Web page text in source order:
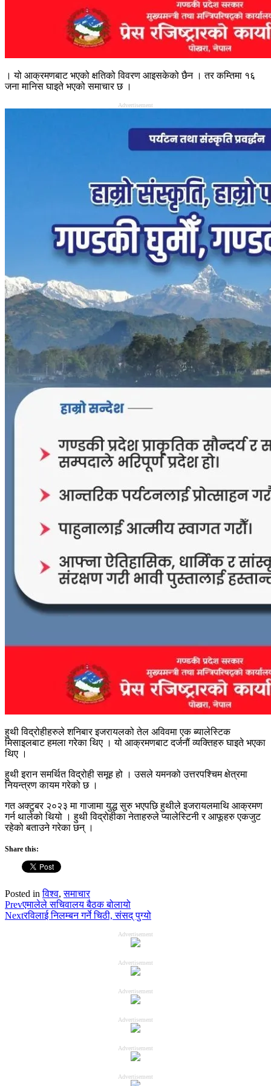
। यो आक्रमणबाट भएको क्षतिको विवरण आइसकेको छैन । तर कम्तिमा १६
जना मानिस घाइते भएको समाचार छ ।
Advertisement
हुथी विद्रोहीहरुले शनिबार इजरायलको तेल अविवमा एक ब्यालेस्टिक
मिसाइलबाट हमला गरेका थिए । यो आक्रमणबाट दर्जनौं व्यक्तिहरु घाइते भएका
थिए ।
हुथी इरान समर्थित विद्रोही समूह हो । उसले यमनको उत्तरपश्चिम क्षेत्रमा
नियन्त्रण कायम गरेको छ ।
गत अक्टुबर २०२३ मा गाजामा युद्ध सुरु भएपछि हुथीले इजरायलमाथि आक्रमण
गर्न थालेको थियो । हुथी विद्रोहीका नेताहरुले प्यालेस्टिनी र आफूहरु एकजुट
रहेको बताउने गरेका छन् ।
Share this:
Posted inविश्व,समाचार
Prevएमालेले सचिवालय बैठक बोलायो
Nextरविलाई निलम्बन गर्ने चिठी, संसद् पुग्यो
Advertisement
Advertisement
Advertisement
Advertisement
Advertisement
Advertisement